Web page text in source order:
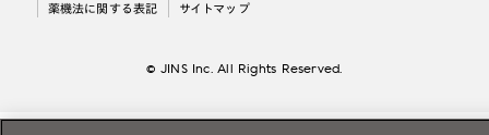
薬機法に関する表記 サイトマップ
© JINS Inc. All Rights Reserved.